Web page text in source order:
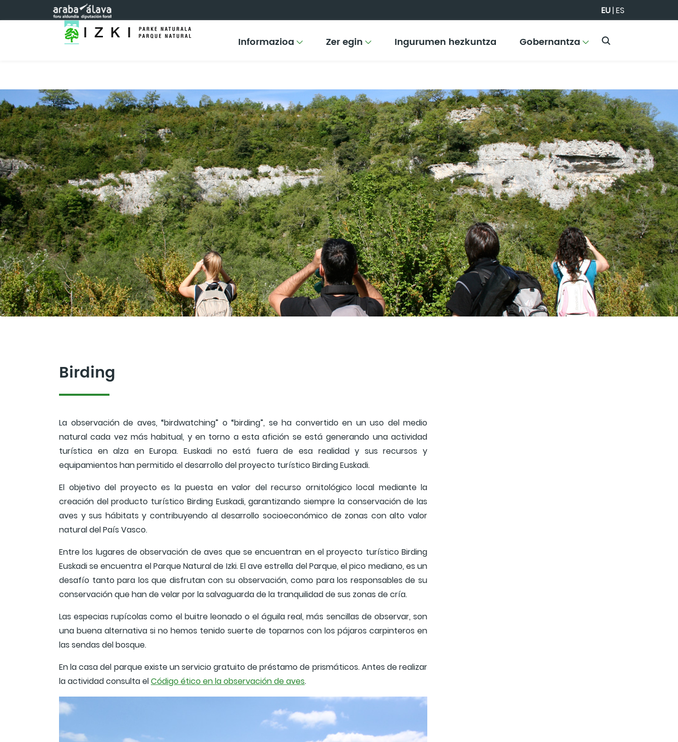
Eduki nagusira joan EU|ES
Informazioa Zer egin Ingurumen hezkuntza Gobernantza
Birding
La observación de aves, “birdwatching” o “birding”, se ha convertido en un uso del medio
natural cada vez más habitual, y en torno a esta afición se está generando una actividad
turística en alza en Europa. Euskadi no está fuera de esa realidad y sus recursos y
equipamientos han permitido el desarrollo del proyecto turístico Birding Euskadi.
El objetivo del proyecto es la puesta en valor del recurso ornitológico local mediante la
creación del producto turístico Birding Euskadi, garantizando siempre la conservación de las
aves y sus hábitats y contribuyendo al desarrollo socioeconómico de zonas con alto valor
natural del País Vasco.
Entre los lugares de observación de aves que se encuentran en el proyecto turístico Birding
Euskadi se encuentra el Parque Natural de Izki. El ave estrella del Parque, el pico mediano, es un
desafío tanto para los que disfrutan con su observación, como para los responsables de su
conservación que han de velar por la salvaguarda de la tranquilidad de sus zonas de cría.
Las especias rupícolas como el buitre leonado o el águila real, más sencillas de observar, son
una buena alternativa si no hemos tenido suerte de toparnos con los pájaros carpinteros en
las sendas del bosque.
En la casa del parque existe un servicio gratuito de préstamo de prismáticos. Antes de realizar
la actividad consulta elCódigo ético en la observación de aves.